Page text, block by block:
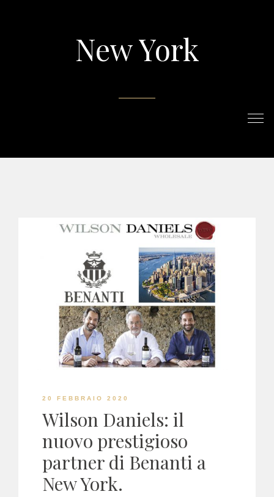
New York
20 FEBBRAIO 2020
Wilson Daniels: il
nuovo prestigioso
partner di Benanti a
New York.